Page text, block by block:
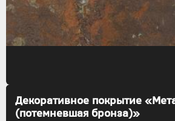
Декоративное покрытие
(потемневшая бронза)»